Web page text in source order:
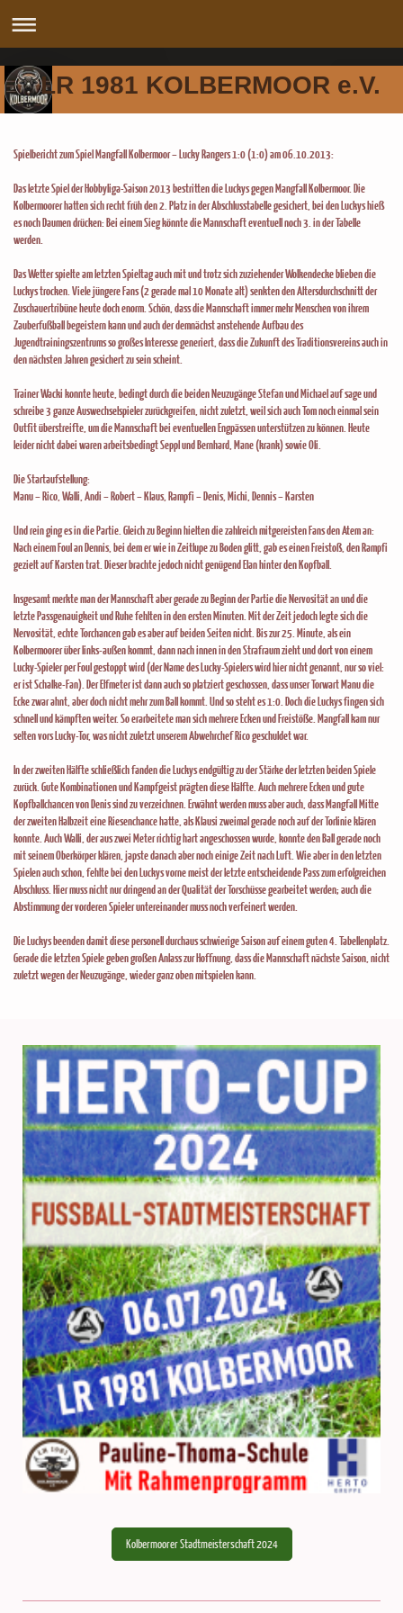
LR 1981 KOLBERMOOR e.V.
Spielbericht zum Spiel Mangfall Kolbermoor – Lucky Rangers 1:0 (1:0) am 06.10.2013:
Das letzte Spiel der Hobbyliga-Saison 2013 bestritten die Luckys gegen Mangfall Kolbermoor. Die
Kolbermoorer hatten sich recht früh den 2. Platz in der Abschlusstabelle gesichert, bei den Luckys hieß
es noch Daumen drücken: Bei einem Sieg könnte die Mannschaft eventuell noch 3. in der Tabelle
werden.
Das Wetter spielte am letzten Spieltag auch mit und trotz sich zuziehender Wolkendecke blieben die
Luckys trocken. Viele jüngere Fans (2 gerade mal 10 Monate alt) senkten den Altersdurchschnitt der
Zuschauertribüne heute doch enorm. Schön, dass die Mannschaft immer mehr Menschen von ihrem
Zauberfußball begeistern kann und auch der demnächst anstehende Aufbau des
Jugendtrainingszentrums so großes Interesse generiert, dass die Zukunft des Traditionsvereins auch in
den nächsten Jahren gesichert zu sein scheint.
Trainer Wacki konnte heute, bedingt durch die beiden Neuzugänge Stefan und Michael auf sage und
schreibe 3 ganze Auswechselspieler zurückgreifen, nicht zuletzt, weil sich auch Tom noch einmal sein
Outfit überstreifte, um die Mannschaft bei eventuellen Engpässen unterstützen zu können. Heute
leider nicht dabei waren arbeitsbedingt Seppl und Bernhard, Mane (krank) sowie Oli.
Die Startaufstellung:
Manu – Rico, Walli, Andi – Robert – Klaus, Rampfi – Denis, Michi, Dennis – Karsten
Und rein ging es in die Partie. Gleich zu Beginn hielten die zahlreich mitgereisten Fans den Atem an:
Nach einem Foul an Dennis, bei dem er wie in Zeitlupe zu Boden glitt, gab es einen Freistoß, den Rampfi
gezielt auf Karsten trat. Dieser brachte jedoch nicht genügend Elan hinter den Kopfball.
Insgesamt merkte man der Mannschaft aber gerade zu Beginn der Partie die Nervosität an und die
letzte Passgenauigkeit und Ruhe fehlten in den ersten Minuten. Mit der Zeit jedoch legte sich die
Nervosität, echte Torchancen gab es aber auf beiden Seiten nicht. Bis zur 25. Minute, als ein
Kolbermoorer über links-außen kommt, dann nach innen in den Strafraum zieht und dort von einem
Lucky-Spieler per Foul gestoppt wird (der Name des Lucky-Spielers wird hier nicht genannt, nur so viel:
er ist Schalke-Fan). Der Elfmeter ist dann auch so platziert geschossen, dass unser Torwart Manu die
Ecke zwar ahnt, aber doch nicht mehr zum Ball kommt. Und so steht es 1:0. Doch die Luckys fingen sich
schnell und kämpften weiter. So erarbeitete man sich mehrere Ecken und Freistöße. Mangfall kam nur
selten vors Lucky-Tor, was nicht zuletzt unserem Abwehrchef Rico geschuldet war.
In der zweiten Hälfte schließlich fanden die Luckys endgültig zu der Stärke der letzten beiden Spiele
zurück. Gute Kombinationen und Kampfgeist prägten diese Hälfte. Auch mehrere Ecken und gute
Kopfballchancen von Denis sind zu verzeichnen. Erwähnt werden muss aber auch, dass Mangfall Mitte
der zweiten Halbzeit eine Riesenchance hatte, als Klausi zweimal gerade noch auf der Torlinie klären
konnte. Auch Walli, der aus zwei Meter richtig hart angeschossen wurde, konnte den Ball gerade noch
mit seinem Oberkörper klären, japste danach aber noch einige Zeit nach Luft. Wie aber in den letzten
Spielen auch schon, fehlte bei den Luckys vorne meist der letzte entscheidende Pass zum erfolgreichen
Abschluss. Hier muss nicht nur dringend an der Qualität der Torschüsse gearbeitet werden; auch die
Abstimmung der vorderen Spieler untereinander muss noch verfeinert werden.
Die Luckys beenden damit diese personell durchaus schwierige Saison auf einem guten 4. Tabellenplatz.
Gerade die letzten Spiele geben großen Anlass zur Hoffnung, dass die Mannschaft nächste Saison, nicht
zuletzt wegen der Neuzugänge, wieder ganz oben mitspielen kann.
Kolbermoorer Stadtmeisterschaft 2024